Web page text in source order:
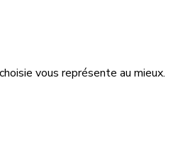
vous représente au mieux.